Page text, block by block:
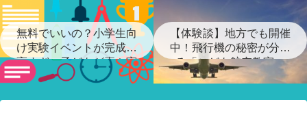
無料でいいの？小学生向
け実験イベントが完成度
高すぎ…子どもが喜ぶ実
験ショー
【体験談】地方でも開催
中！飛行機の秘密が分か
る「こども航空教室」